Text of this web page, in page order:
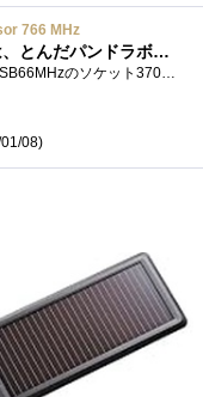
766 MHz
懐かしセレロンの箱は、とんだパンドラボックスだった。
動作クロック766MHz、FSB66MHzのソケット370セレロン。発売は2000年。FSB66MHzのセレロンとしては最高クロックになるらしいが、発売当時は時期が微妙で...
08)